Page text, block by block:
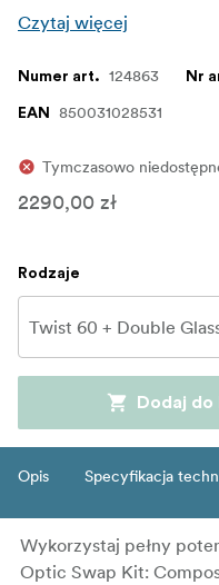
Czytaj więcej
Numer art. 124863 Nr
EAN 850031028531
Tymczasowo
2290,00 zł
Rodzaje
Dodaj do
Opis Specyfikacja
Wykorzystaj pełny
Optic Swap Kit: